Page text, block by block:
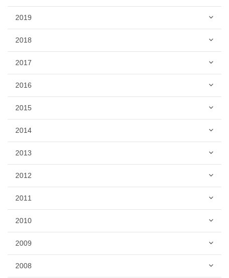
2019
2018
2017
2016
2015
2014
2013
2012
2011
2010
2009
2008